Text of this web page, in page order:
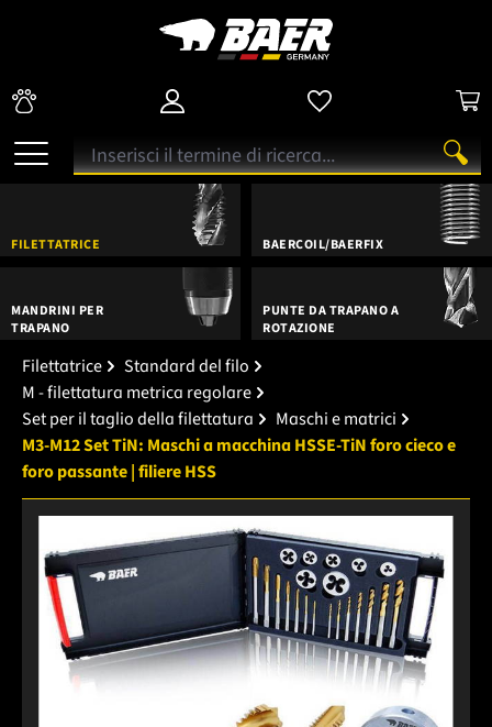
FILETTATRICE BAERCOIL/BAERFIX
MANDRINI PER
TRAPANO
PUNTE DA TRAPANO A
ROTAZIONE
Filettatrice
Standard del filo
M - filettatura metrica regolare
Set per il taglio della filettatura
Maschi e matrici
M3-M12 Set TiN: Maschi a macchina HSSE-TiN foro cieco e
foro passante | filiere HSS
Salta la galleria di immagini